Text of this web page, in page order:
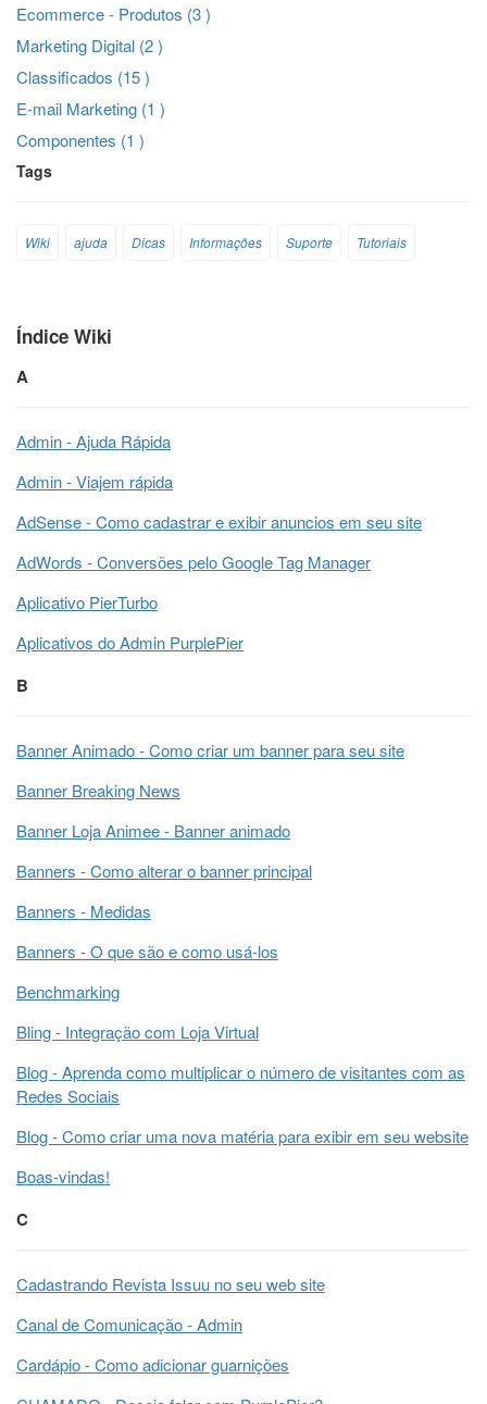
Ecommerce - Produtos (3 )
Marketing Digital (2 )
Classificados (15 )
E-mail Marketing (1 )
Componentes (1 )
Tags
Wiki ajuda Dicas Informações Suporte Tutoriais
Índice Wiki
A
Admin - Ajuda Rápida
Admin - Viajem rápida
AdSense - Como cadastrar e exibir anuncios em seu site
AdWords - Conversões pelo Google Tag Manager
Aplicativo PierTurbo
Aplicativos do Admin PurplePier
B
Banner Animado - Como criar um banner para seu site
Banner Breaking News
Banner Loja Animee - Banner animado
Banners - Como alterar o banner principal
Banners - Medidas
Banners - O que são e como usá-los
Benchmarking
Bling - Integração com Loja Virtual
Blog - Aprenda como multiplicar o número de visitantes com as
Redes Sociais
Blog - Como criar uma nova matéria para exibir em seu website
Boas-vindas!
C
Cadastrando Revista Issuu no seu web site
Canal de Comunicação - Admin
Cardápio - Como adicionar guarnições